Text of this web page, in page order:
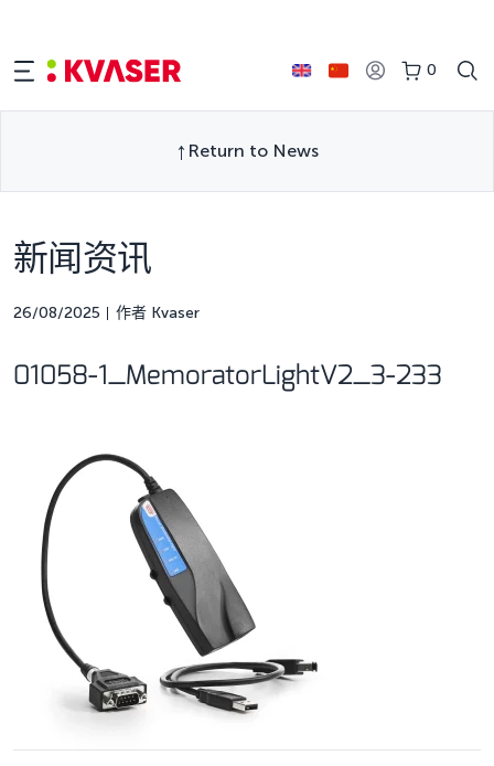
0
Return to News
新闻资讯
26/08/2025 作者 Kvaser
01058-1_MemoratorLightV2_3-233